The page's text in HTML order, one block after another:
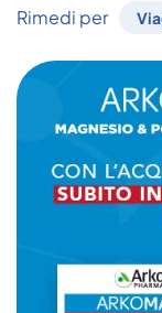
Rimedi per